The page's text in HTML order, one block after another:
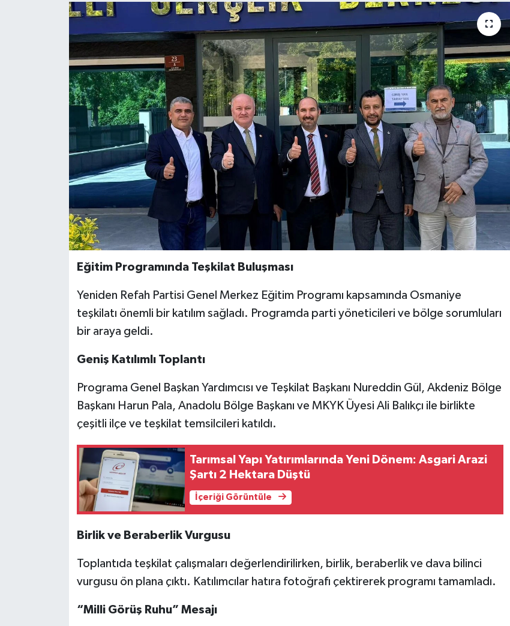
Eğitim Programında Teşkilat Buluşması
Yeniden Refah Partisi Genel Merkez Eğitim Programı kapsamında Osmaniye
teşkilatı önemli bir katılım sağladı. Programda parti yöneticileri ve bölge sorumluları
bir araya geldi.
Geniş Katılımlı Toplantı
Programa Genel Başkan Yardımcısı ve Teşkilat Başkanı Nureddin Gül, Akdeniz Bölge
Başkanı Harun Pala, Anadolu Bölge Başkanı ve MKYK Üyesi Ali Balıkçı ile birlikte
çeşitli ilçe ve teşkilat temsilcileri katıldı.
Tarımsal Yapı Yatırımlarında Yeni Dönem: Asgari Arazi
Şartı 2 Hektara Düştü
İçeriği Görüntüle
Birlik ve Beraberlik Vurgusu
Toplantıda teşkilat çalışmaları değerlendirilirken, birlik, beraberlik ve dava bilinci
vurgusu ön plana çıktı. Katılımcılar hatıra fotoğrafı çektirerek programı tamamladı.
“Milli Görüş Ruhu” Mesajı